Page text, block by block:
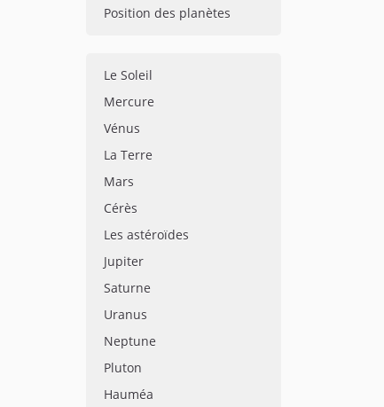
Position des planètes
Le Soleil
Mercure
Vénus
La Terre
Mars
Cérès
Les astéroïdes
Jupiter
Saturne
Uranus
Neptune
Pluton
Hauméa